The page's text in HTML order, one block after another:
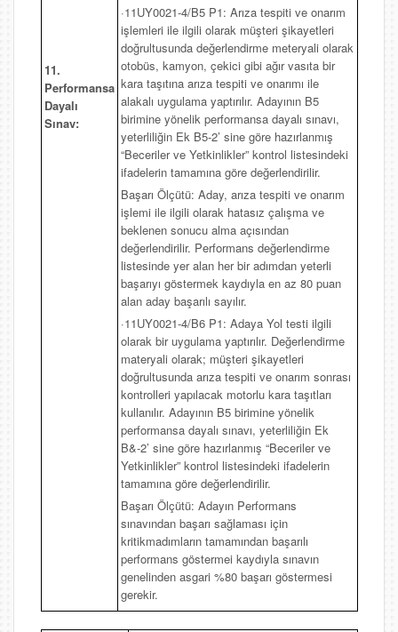
11.
Performansa
Dayalı
Sınav:
·11UY0021-4/B5 P1: Arıza tespiti ve onarım
işlemleri ile ilgili olarak müşteri şikayetleri
doğrultusunda değerlendirme meteryali olarak
otobüs, kamyon, çekici gibi ağır vasıta bir
kara taşıtına arıza tespiti ve onarımı ile
alakalı uygulama yaptırılır. Adayının B5
birimine yönelik performansa dayalı sınavı,
yeterliliğin Ek B5-2’ sine göre hazırlanmış
“Beceriler ve Yetkinlikler” kontrol listesindeki
ifadelerin tamamına göre değerlendirilir.
Başarı Ölçütü: Aday, arıza tespiti ve onarım
işlemi ile ilgili olarak hatasız çalışma ve
beklenen sonucu alma açısından
değerlendirilir. Performans değerlendirme
listesinde yer alan her bir adımdan yeterli
başarıyı göstermek kaydıyla en az 80 puan
alan aday başarılı sayılır.
·11UY0021-4/B6 P1: Adaya Yol testi ilgili
olarak bir uygulama yaptırılır. Değerlendirme
materyali olarak; müşteri şikayetleri
doğrultusunda arıza tespiti ve onarım sonrası
kontrolleri yapılacak motorlu kara taşıtları
kullanılır. Adayının B5 birimine yönelik
performansa dayalı sınavı, yeterliliğin Ek
B&-2’ sine göre hazırlanmış “Beceriler ve
Yetkinlikler” kontrol listesindeki ifadelerin
tamamına göre değerlendirilir.
Başarı Ölçütü: Adayın Performans
sınavından başarı sağlaması için
kritikmadımların tamamından başarılı
performans göstermei kaydıyla sınavın
genelinden asgari %80 başarı göstermesi
gerekir.